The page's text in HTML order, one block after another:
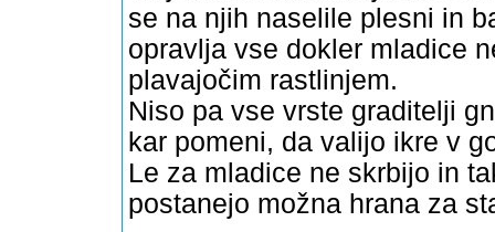
se na njih naselile plesni in
opravlja vse dokler mladice
plavajočim rastlinjem.
Niso pa vse vrste graditelji
kar pomeni, da valijo ikre v
Le za mladice ne skrbijo in
postanejo možna hrana za